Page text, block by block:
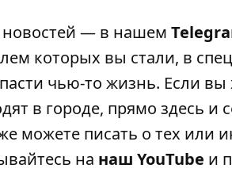
— в нашем
которых вы стали, в
чью-то жизнь. Если вы
в городе, прямо здесь и
можете писать о тех или
на наш YouTube и